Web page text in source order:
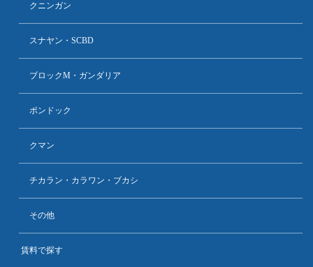
クニンガン
スナヤン・SCBD
ブロックM・ガンダリア
ポンドック
クマン
チカラン・カラワン・ブカシ
その他
賃料で探す